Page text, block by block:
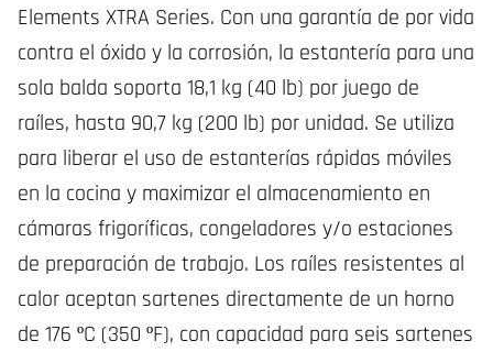
Elements XTRA Series. Con una garantía de por vida
contra el óxido y la corrosión, la estantería para una
sola balda soporta 18,1 kg (40 lb) por juego de
raíles, hasta 90,7 kg (200 lb) por unidad. Se utiliza
para liberar el uso de estanterías rápidas móviles
en la cocina y maximizar el almacenamiento en
cámaras frigoríficas, congeladores y/o estaciones
de preparación de trabajo. Los raíles resistentes al
calor aceptan sartenes directamente de un horno
de 176 ºC (350 ºF), con capacidad para seis sartenes